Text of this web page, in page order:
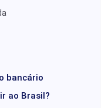
bancário
ao Brasil?